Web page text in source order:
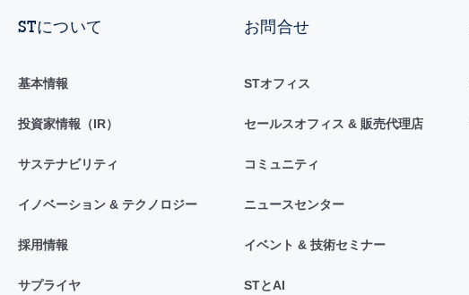
STについて
基本情報
投資家情報（IR）
サステナビリティ
イノベーション & テクノロジー
採用情報
サプライヤ
お問合せ
STオフィス
セールスオフィス & 販売代理店
コミュニティ
ニュースセンター
イベント & 技術セミナー
STとAI